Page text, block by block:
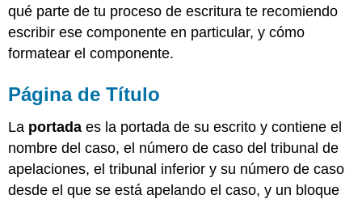
qué parte de tu proceso de escritura te recomiendo
escribir ese componente en particular, y cómo
formatear el componente.
Página de Título
La portada es la portada de su escrito y contiene el
nombre del caso, el número de caso del tribunal de
apelaciones, el tribunal inferior y su número de caso
desde el que se está apelando el caso, y un bloque